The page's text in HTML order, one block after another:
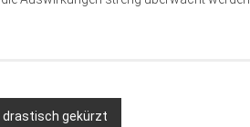
drastisch gekürzt